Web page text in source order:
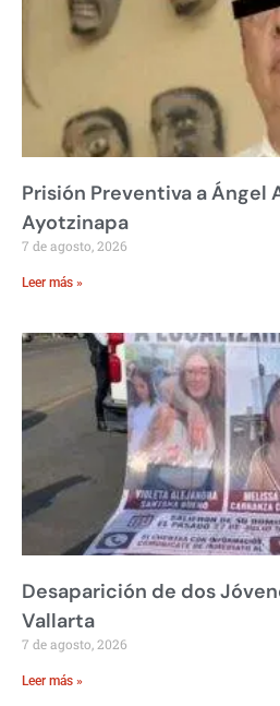
Prisión Preventiva a Ángel
Ayotzinapa
7 de agosto, 2026
Leer más »
Desaparición de dos
Vallarta
7 de agosto, 2026
Leer más »